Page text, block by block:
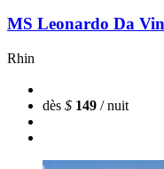
MS Leonardo Da
Rhin
dès $ 149 / nuit